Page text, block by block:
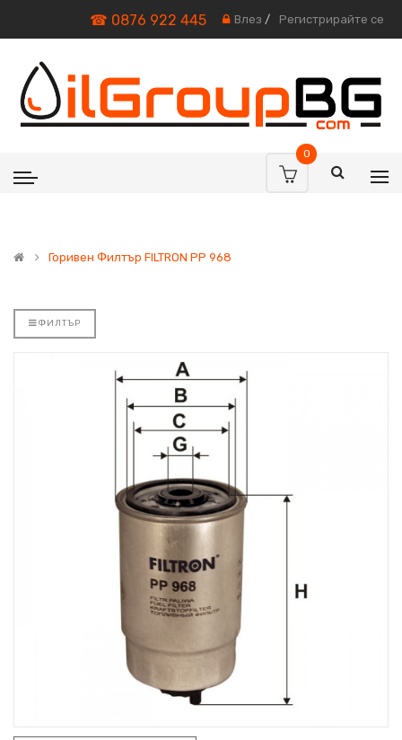
☎ 0876 922 445 Влез / Регистрирайте се
0
Горивен Филтър FILTRON PP 968
ФИЛТЪР